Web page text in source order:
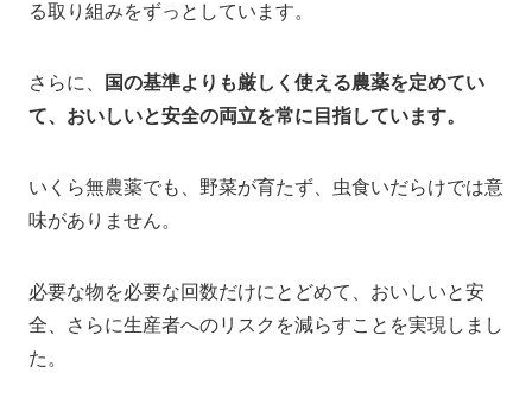
る取り組みをずっとしています。
さらに、
国の基準よりも厳しく使える農薬を定めてい
て、おいしいと安全の両立を常に目指しています。
いくら無農薬でも、野菜が育たず、虫食いだらけでは意
味がありません。
必要な物を必要な回数だけにとどめて、おいしいと安
全、さらに生産者へのリスクを減らすことを実現しまし
た。